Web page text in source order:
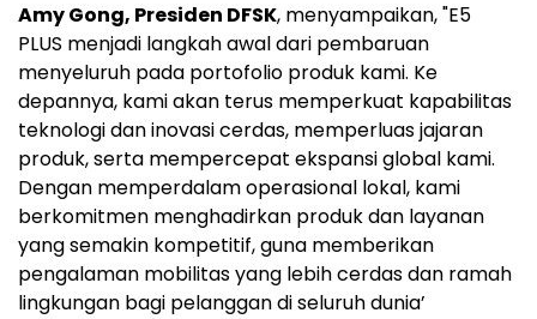
Amy Gong, Presiden DFSK, menyampaikan, "E5
PLUS menjadi langkah awal dari pembaruan
menyeluruh pada portofolio produk kami. Ke
depannya, kami akan terus memperkuat kapabilitas
teknologi dan inovasi cerdas, memperluas jajaran
produk, serta mempercepat ekspansi global kami.
Dengan memperdalam operasional lokal, kami
berkomitmen menghadirkan produk dan layanan
yang semakin kompetitif, guna memberikan
pengalaman mobilitas yang lebih cerdas dan ramah
lingkungan bagi pelanggan di seluruh dunia’